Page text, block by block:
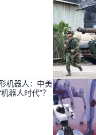
机器人：中美
器人时代”？